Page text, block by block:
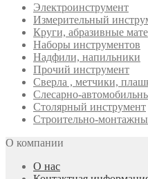
Электроинструмент
Измерительный
Круги, абразивные
Наборы инструментов
Надфили, напильники
Прочий инструмент
Сверла , метчики,
Слесарно-
Столярный инструмент
Строительно-
О компании
О нас